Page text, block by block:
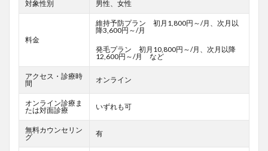
対象性別 男性、女性
料金
維持予防プラン 初月1,800円～/月、次月以
降3,600円～/月
発毛プラン 初月10,800円～/月、次月以降
12,600円～/月 など
アクセス・診療時
間
オンライン
オンライン診療ま
たは対面診療
いずれも可
無料カウンセリン
グ
有